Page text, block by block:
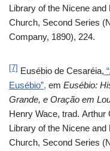
Library of the Nicene
Church, Second Series
Company, 1890), 224.
[7] Eusébio de Cesaréia,
Eusébio”, em Eusébio:
Grande, e Oração em
Henry Wace, trad.
Library of the Nicene
Church, Second Series